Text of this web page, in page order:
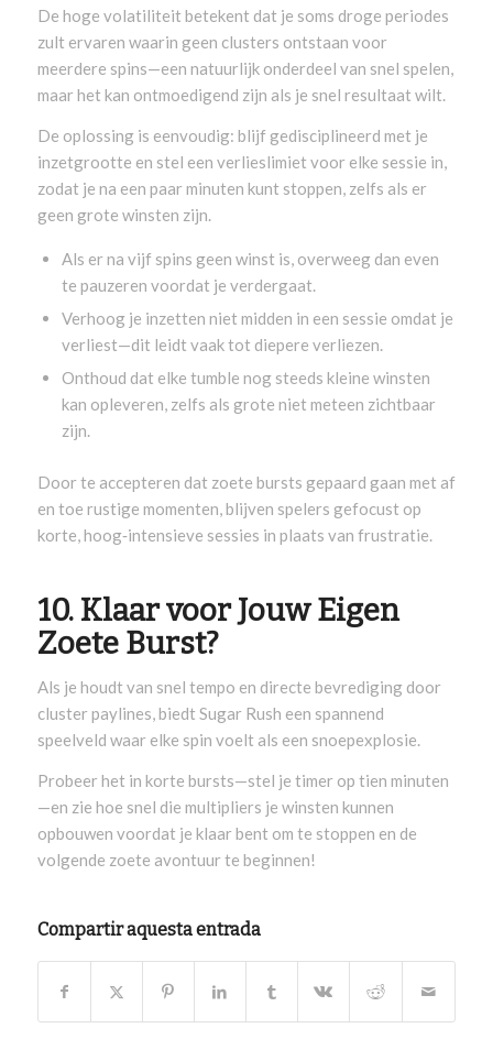
De hoge volatiliteit betekent dat je soms droge periodes
zult ervaren waarin geen clusters ontstaan voor
meerdere spins—een natuurlijk onderdeel van snel spelen,
maar het kan ontmoedigend zijn als je snel resultaat wilt.
De oplossing is eenvoudig: blijf gedisciplineerd met je
inzetgrootte en stel een verlieslimiet voor elke sessie in,
zodat je na een paar minuten kunt stoppen, zelfs als er
geen grote winsten zijn.
Als er na vijf spins geen winst is, overweeg dan even
te pauzeren voordat je verdergaat.
Verhoog je inzetten niet midden in een sessie omdat je
verliest—dit leidt vaak tot diepere verliezen.
Onthoud dat elke tumble nog steeds kleine winsten
kan opleveren, zelfs als grote niet meteen zichtbaar
zijn.
Door te accepteren dat zoete bursts gepaard gaan met af
en toe rustige momenten, blijven spelers gefocust op
korte, hoog‑intensieve sessies in plaats van frustratie.
10. Klaar voor Jouw Eigen
Zoete Burst?
Als je houdt van snel tempo en directe bevrediging door
cluster paylines, biedt Sugar Rush een spannend
speelveld waar elke spin voelt als een snoepexplosie.
Probeer het in korte bursts—stel je timer op tien minuten
—en zie hoe snel die multipliers je winsten kunnen
opbouwen voordat je klaar bent om te stoppen en de
volgende zoete avontuur te beginnen!
Compartir aquesta entrada